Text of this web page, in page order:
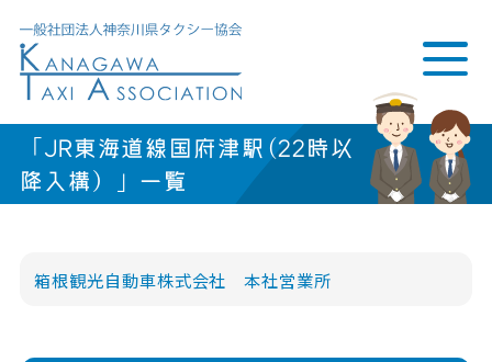
「JR東海道線国府津駅(22時以
降入構）」一覧
箱根観光自動車株式会社 本社営業所